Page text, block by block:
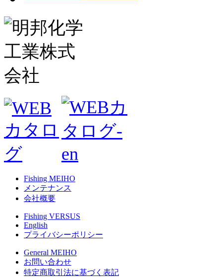
Fishing MEIHO
メンテナンス
会社概要
Fishing VERSUS
English
プライバシーポリシー
General MEIHO
お問い合わせ
特定商取引法に基づく表記